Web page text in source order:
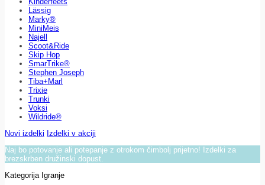
Lässig
Marky®
MiniMeis
Najell
Scoot&Ride
Skip Hop
SmarTrike®
Stephen Joseph
Tiba+Marl
Trixie
Trunki
Voksi
Wildride®
Novi izdelki Izdelki v akciji
Naj bo potovanje ali potepanje z otrokom čimbolj prijetno! Izdelki za
brezskrben družinski dopust.
Kategorija Igranje